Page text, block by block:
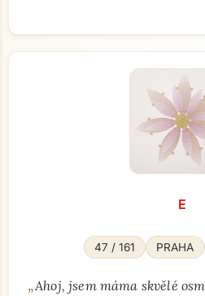
E
47 / 161 PRAHA
„Ahoj, jsem máma skvělé